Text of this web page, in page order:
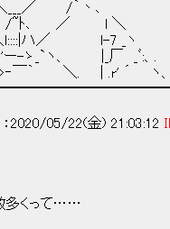
／ /｀丶､
､ ／ l ＼
ハ／ l-7 _
、 |_厂 _ﾞ:
＼. | .r' ´
：2020/05/22(金) 21:03:12
って……